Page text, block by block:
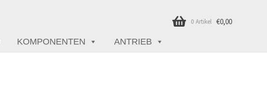
€0,00
0 Artikel
KOMPONENTEN ANTRIEB